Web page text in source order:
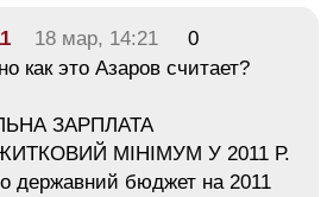
18 мар, 14:21
0
как это Азаров считает?
ЗАРПЛАТА
МІНІМУМ У 2011 Р.
державний бюджет на 2011